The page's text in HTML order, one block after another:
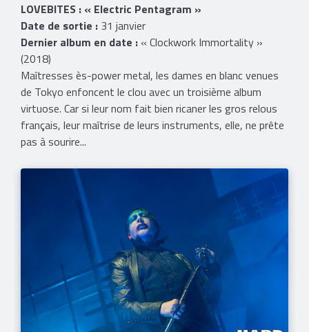
LOVEBITES : « Electric Pentagram »
Date de sortie : 31 janvier
Dernier album en date : « Clockwork Immortality »
(2018)
Maîtresses ès-power metal, les dames en blanc venues
de Tokyo enfoncent le clou avec un troisième album
virtuose. Car si leur nom fait bien ricaner les gros relous
français, leur maîtrise de leurs instruments, elle, ne prête
pas à sourire...